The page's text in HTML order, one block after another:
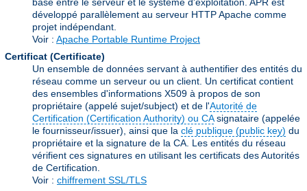
développé parallèlement au serveur HTTP Apache comme
projet indépendant.
Voir : Apache Portable Runtime Project
Certificat (Certificate)
Un ensemble de données servant à authentifier des entités du
réseau comme un serveur ou un client. Un certificat contient
des ensembles d'informations X509 à propos de son
propriétaire (appelé sujet/subject) et de l'Autorité de
Certification (Certification Authority) ou CAsignataire (appelée
le fournisseur/issuer), ainsi que la clé publique (public key) du
propriétaire et la signature de la CA. Les entités du réseau
vérifient ces signatures en utilisant les certificats des Autorités
de Certification.
Voir : chiffrement SSL/TLS